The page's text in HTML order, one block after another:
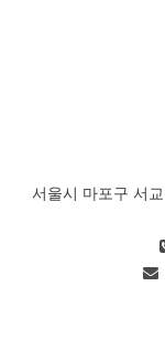
서울시 마포구 서